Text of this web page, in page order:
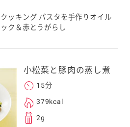
ッキング パスタを手作りオイル
ク＆赤とうがらし
小松菜と豚肉の蒸し煮
15分
379kcal
2g